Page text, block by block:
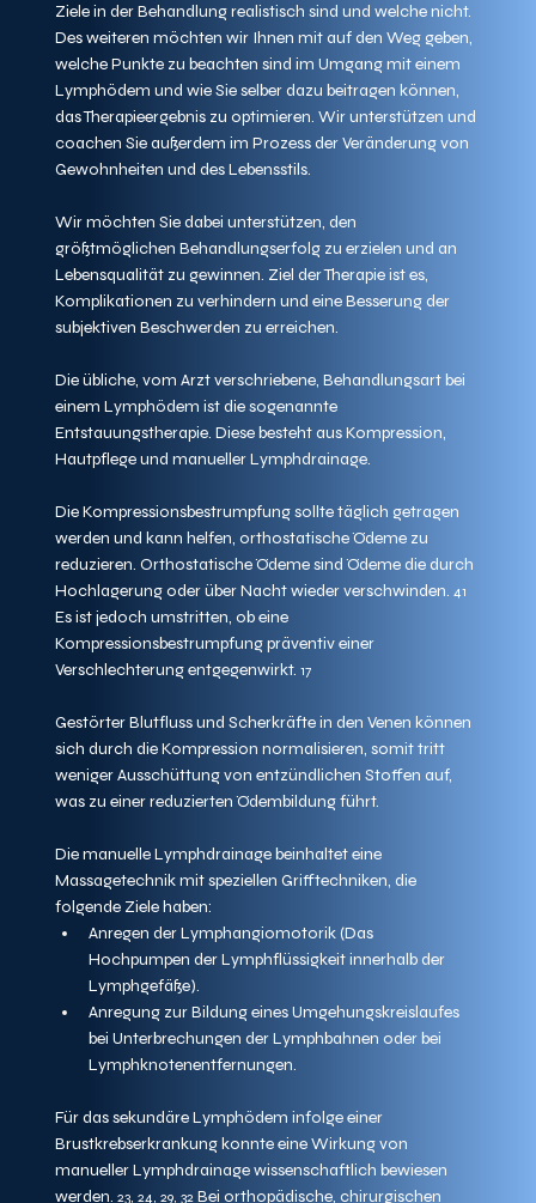
Ziele in der Behandlung realistisch sind und welche nicht.
Des weiteren möchten wir Ihnen mit auf den Weg geben,
welche Punkte zu beachten sind im Umgang mit einem
Lymphödem und wie Sie selber dazu beitragen können,
das Therapieergebnis zu optimieren. Wir unterstützen und
coachen Sie außerdem im Prozess der Veränderung von
Gewohnheiten und des Lebensstils.
Wir möchten Sie dabei unterstützen, den
größtmöglichen Behandlungserfolg zu erzielen und an
Lebensqualität zu gewinnen. Ziel der Therapie ist es,
Komplikationen zu verhindern und eine Besserung der
subjektiven Beschwerden zu erreichen.
Die übliche, vom Arzt verschriebene, Behandlungsart bei
einem Lymphödem ist die sogenannte
Entstauungstherapie. Diese besteht aus Kompression,
Hautpflege und manueller Lymphdrainage.
Die Kompressionsbestrumpfung sollte täglich getragen
werden und kann helfen, orthostatische Ödeme zu
reduzieren. Orthostatische Ödeme sind Ödeme die durch
Hochlagerung oder über Nacht wieder verschwinden. 41
Es ist jedoch umstritten, ob eine
Kompressionsbestrumpfung präventiv einer
Verschlechterung entgegenwirkt. 17
Gestörter Blutfluss und Scherkräfte in den Venen können
sich durch die Kompression normalisieren, somit tritt
weniger Ausschüttung von entzündlichen Stoffen auf,
was zu einer reduzierten Ödembildung führt.
Die manuelle Lymphdrainage beinhaltet eine
Massagetechnik mit speziellen Grifftechniken, die
folgende Ziele haben:
Anregen der Lymphangiomotorik (Das
Hochpumpen der Lymphflüssigkeit innerhalb der
Lymphgefäße).
Anregung zur Bildung eines Umgehungskreislaufes
bei Unterbrechungen der Lymphbahnen oder bei
Lymphknotenentfernungen.
Für das sekundäre Lymphödem infolge einer
Brustkrebserkrankung konnte eine Wirkung von
manueller Lymphdrainage wissenschaftlich bewiesen
werden. 23, 24, 29, 32 Bei orthopädische, chirurgischen